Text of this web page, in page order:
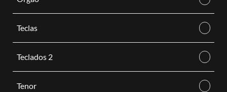
Teclas
Teclados 2
Tenor